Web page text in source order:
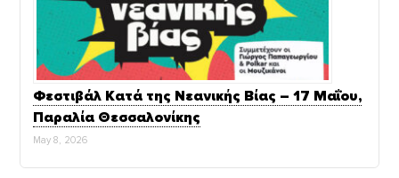
Φεστιβάλ Κατά της Νεανικής Βίας – 17 Μαΐου,
Παραλία Θεσσαλονίκης
May 8, 2026